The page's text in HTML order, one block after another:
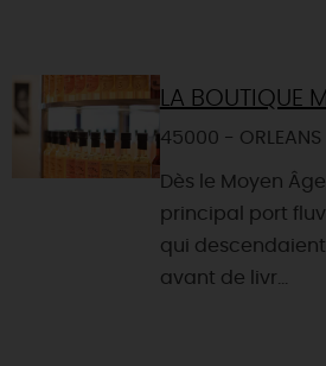
LA BOUTIQUE
45000 - ORLEANS
Dès le Moyen
principal port
qui
avant de livr...